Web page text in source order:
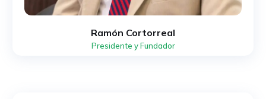
Ramón Cortorreal
Presidente y Fundador